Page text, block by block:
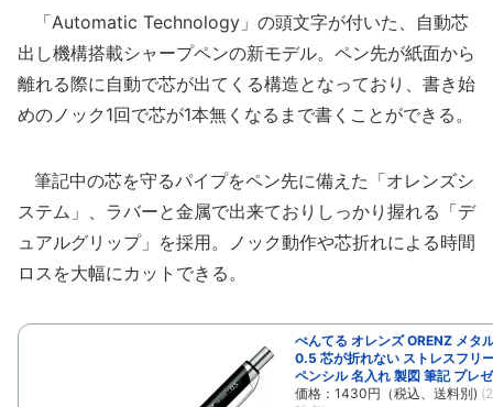
「Automatic Technology」の頭文字が付いた、自動芯
出し機構搭載シャープペンの新モデル。ペン先が紙面から
離れる際に自動で芯が出てくる構造となっており、書き始
めのノック1回で芯が1本無くなるまで書くことができる。
筆記中の芯を守るパイプをペン先に備えた「オレンズシ
ステム」、ラバーと金属で出来ておりしっかり握れる「デ
ュアルグリップ」を採用。ノック動作や芯折れによる時間
ロスを大幅にカットできる。
ぺんてる オレンズ ORENZ メタ
0.5 芯が折れない ストレスフリ
ペンシル 名入れ 製図 筆記 プレ
価格：1430円（税込、送料別)